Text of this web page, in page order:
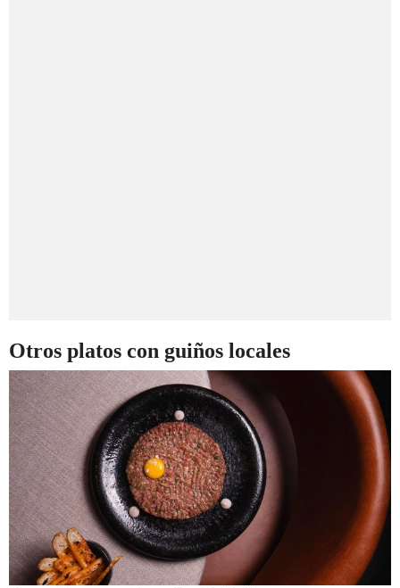
Otros platos con guiños locales